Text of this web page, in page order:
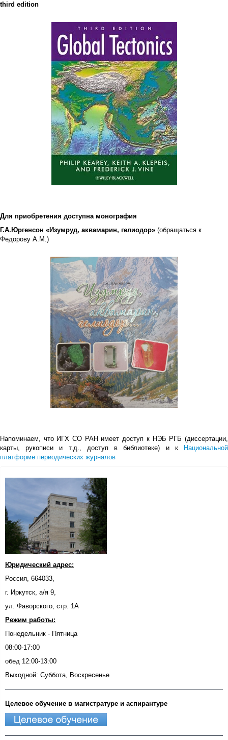
third edition
Для приобретения доступна монография
Г.А.Юргенсон «Изумруд, аквамарин, гелиодор» (обращаться к
Федорову А.М.)
Напоминаем, что ИГХ СО РАН имеет доступ к НЭБ РГБ (диссертации,
карты, рукописи и т.д., доступ в библиотеке) и к
Национальной
платформе периодических журналов
Юридический адрес:
Россия, 664033,
г. Иркутск, а/я 9,
ул. Фаворского, стр. 1А
Режим работы:
Понедельник - Пятница
08:00-17:00
обед 12:00-13:00
Выходной: Суббота, Воскресенье
Целевое обучение в магистратуре и аспирантуре